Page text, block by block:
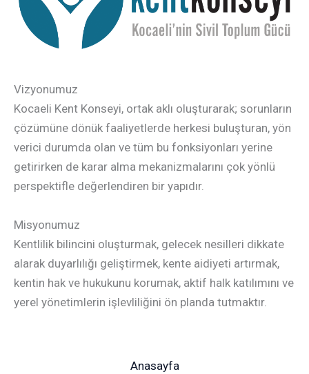
Vizyonumuz
Kocaeli Kent Konseyi, ortak aklı oluşturarak; sorunların
çözümüne dönük faaliyetlerde herkesi buluşturan, yön
verici durumda olan ve tüm bu fonksiyonları yerine
getirirken de karar alma mekanizmalarını çok yönlü
perspektifle değerlendiren bir yapıdır.
Misyonumuz
Kentlilik bilincini oluşturmak, gelecek nesilleri dikkate
alarak duyarlılığı geliştirmek, kente aidiyeti artırmak,
kentin hak ve hukukunu korumak, aktif halk katılımını ve
yerel yönetimlerin işlevliliğini ön planda tutmaktır.
Anasayfa